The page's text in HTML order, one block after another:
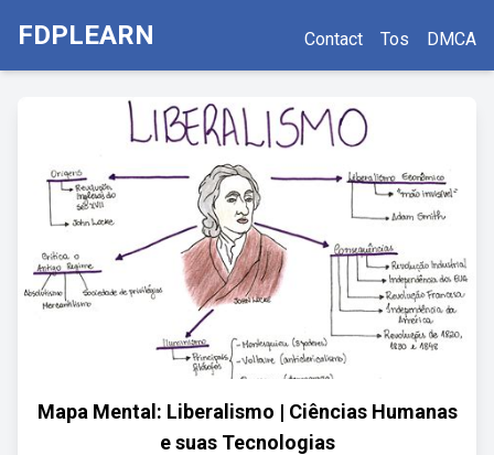
FDPLEARN Contact Tos DMCA
Mapa Mental: Liberalismo | Ciências Humanas
e suas Tecnologias